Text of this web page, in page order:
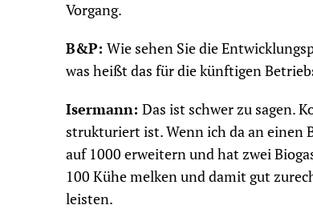
Vorgang.
B&P: Wie sehen Sie die
was heißt das für die künftigen
Isermann: Das ist schwer zu sagen.
strukturiert ist. Wenn ich da an einen
auf 1000 erweitern und hat zwei
100 Kühe melken und damit gut
leisten.